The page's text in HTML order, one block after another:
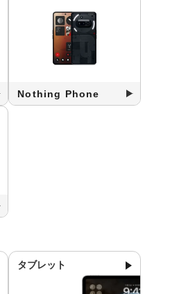
Nothing Phone
タブレット